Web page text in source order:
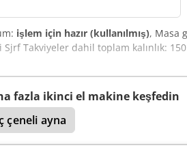
işlem için hazır (kullanılmış), Masa
Sjrf Takviyeler dahil toplam kalınlık:
fazla ikinci el makine keşfedin
çeneli ayna